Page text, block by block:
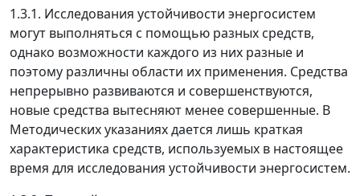
1.3.1. Исследования устойчивости энергосистем
могут выполняться с помощью разных средств,
однако возможности каждого из них разные и
поэтому различны области их применения. Средства
непрерывно развиваются и совершенствуются,
новые средства вытесняют менее совершенные. В
Методических указаниях дается лишь краткая
характеристика средств, используемых в настоящее
время для исследования устойчивости энергосистем.